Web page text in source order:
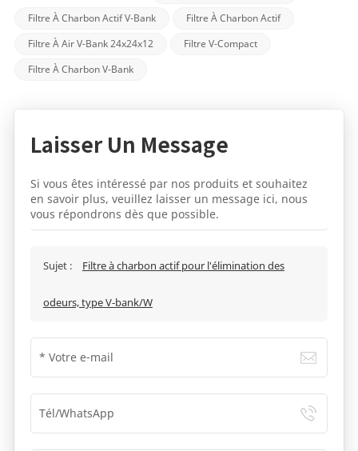
Filtre À Charbon Actif V-Bank
Filtre À Charbon Actif
Filtre À Air V-Bank 24x24x12
Filtre V-Compact
Filtre À Charbon V-Bank
Laisser Un Message
Si vous êtes intéressé par nos produits et souhaitez
en savoir plus, veuillez laisser un message ici, nous
vous répondrons dès que possible.
Sujet : Filtre à charbon actif pour l'élimination des
odeurs, type V-bank/W